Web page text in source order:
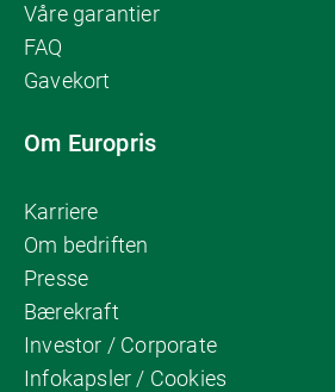
Våre garantier
FAQ
Gavekort
Om Europris
Karriere
Om bedriften
Presse
Bærekraft
Investor / Corporate
Infokapsler / Cookies